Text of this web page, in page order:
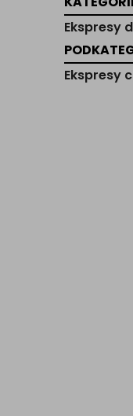
Ekspresy
Ekspresy